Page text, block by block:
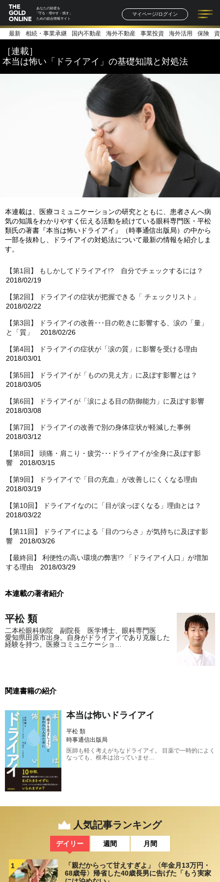
あなたの財産を
「守る・増やす・残す」
ための総合情報サイト
マイページ/ログイン
記事一覧 連載一覧
著者一覧 書籍一覧
最新 相続・事業承継 国内不動産 海外不動産 事業投資 海外活用 保険
［連載］
本当は怖い「ドライアイ」の基礎知識と対処法
本連載は、医療コミュニケーションの研究とともに、患者さんへ病
気の知識をわかりやすく伝える活動を続けている眼科専門医・平松
類氏の著書『本当は怖いドライアイ』（時事通信出版局）の中から
一部を抜粋し、ドライアイの対処法について最新の情報を紹介しま
す。
【第1回】 もしかしてドライアイ!? 自分でチェックするには？
2018/02/19
【第2回】 ドライアイの症状が把握できる「 チェックリスト」
2018/02/22
【第3回】 ドライアイの改善･･･目の乾きに影響する、涙の「量」
と「質」
2018/02/26
【第4回】 ドライアイの症状が「涙の質」に影響を受ける理由
2018/03/01
【第5回】 ドライアイが「ものの見え方」に及ぼす影響とは？
2018/03/05
【第6回】 ドライアイが「涙による目の防御能力」に及ぼす影響
2018/03/08
【第7回】 ドライアイの改善で別の身体症状が軽減した事例
2018/03/12
【第8回】 頭痛・肩こり・疲労･･･ドライアイが全身に及ぼす影
響 2018/03/15
【第9回】 ドライアイで「目の充血」が改善しにくくなる理由
2018/03/19
【第10回】 ドライアイなのに「目が涙っぽくなる」理由とは？
2018/03/22
【第11回】 ドライアイによる「目のつらさ」が気持ちに及ぼす影
響 2018/03/26
【最終回】 利便性の高い環境の弊害!? 「ドライアイ人口」が増加
する理由 2018/03/29
本連載の著者紹介
平松 類
二本松眼科病院 副院長 医学博士、眼科専門医
愛知県田原市出身。自身がドライアイであり克服した
経験を持つ。医療コミュニケーショ…
関連書籍の紹介
本当は怖いドライアイ
平松 類
時事通信出版局
医師も軽く考えがちなドライアイ。 目薬で一時的によく
なっても、根本は治っていませ…
人気記事ランキング
デイリー 週間 月間
1
「親だからって甘えすぎよ」〈年金月13万円・
68歳母〉帰省した40歳長男に告げた「もう実家